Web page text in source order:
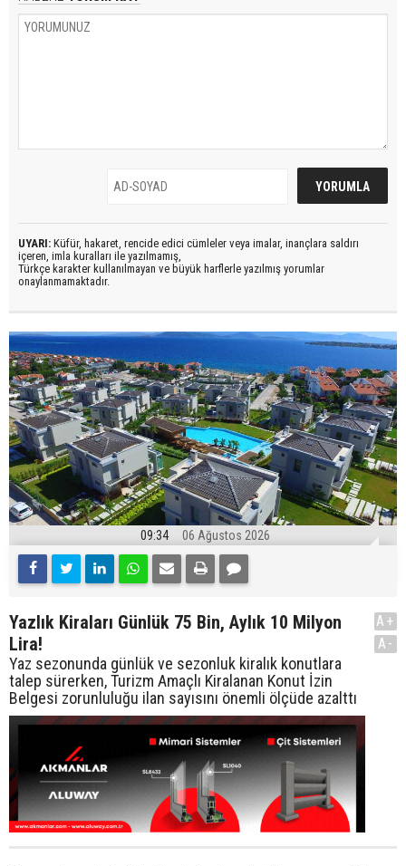
UYARI: Küfür, hakaret, rencide edici cümleler veya imalar, inançlara saldırı
içeren, imla kuralları ile yazılmamış,
Türkçe karakter kullanılmayan ve büyük harflerle yazılmış yorumlar
onaylanmamaktadır.
09:34 06 Ağustos 2026
Yazlık Kiraları Günlük 75 Bin, Aylık 10 Milyon
Lira!
Yaz sezonunda günlük ve sezonluk kiralık konutlara
talep sürerken, Turizm Amaçlı Kiralanan Konut İzin
Belgesi zorunluluğu ilan sayısını önemli ölçüde azalttı
A+
A-